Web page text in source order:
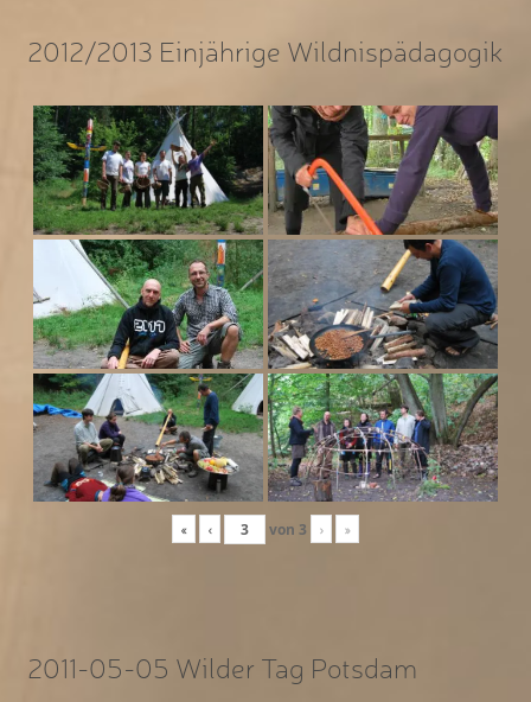
2012/2013 Einjährige Wildnispädagogik
« ‹ von 3 › »
2011-05-05 Wilder Tag Potsdam